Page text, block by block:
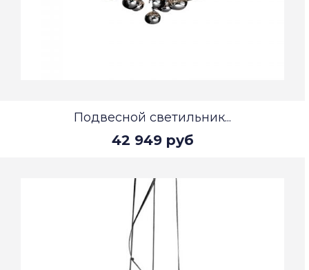
Подвесной светильник...
42 949 руб